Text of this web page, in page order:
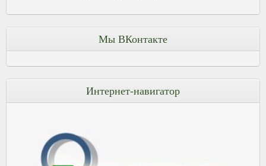
Мы ВКонтакте
Интернет-навигатор